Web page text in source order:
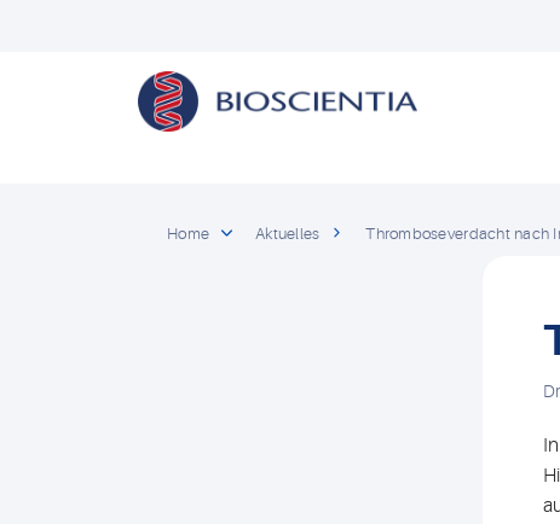
Home Aktuelles Thromboseverdacht nach